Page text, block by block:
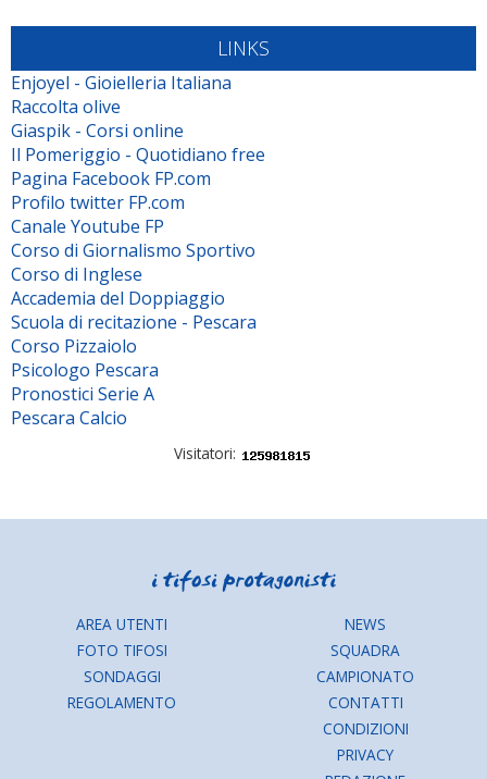
LINKS
Enjoyel - Gioielleria Italiana
Raccolta olive
Giaspik - Corsi online
Il Pomeriggio - Quotidiano free
Pagina Facebook FP.com
Profilo twitter FP.com
Canale Youtube FP
Corso di Giornalismo Sportivo
Corso di Inglese
Accademia del Doppiaggio
Scuola di recitazione - Pescara
Corso Pizzaiolo
Psicologo Pescara
Pronostici Serie A
Pescara Calcio
Visitatori:
AREA UTENTI
FOTO TIFOSI
SONDAGGI
REGOLAMENTO
NEWS
SQUADRA
CAMPIONATO
CONTATTI
CONDIZIONI
PRIVACY